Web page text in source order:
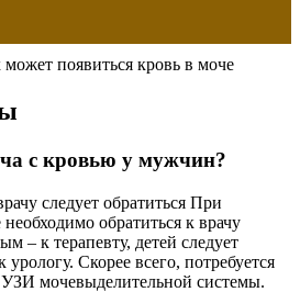
появиться кровь в моче
с кровью у мужчин?
следует обратиться При
обратиться к врачу
– к терапевту, детей следует
урологу. Скорее всего, потребуется
мочевыделительной системы.